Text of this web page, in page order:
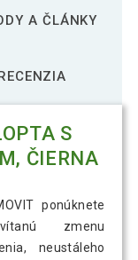
A ČLÁNKY
S
ČIERNA
ponúknete
zmenu
neustáleho